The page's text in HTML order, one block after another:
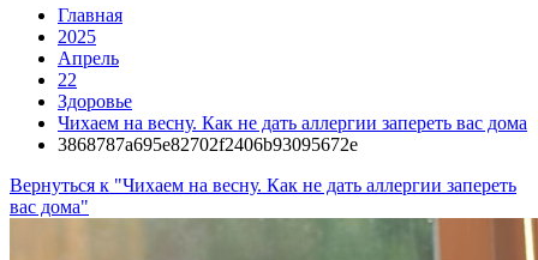
Главная
2025
Апрель
22
Здоровье
Чихаем на весну. Как не дать аллергии запереть вас дома
3868787a695e82702f2406b93095672e
Вернуться к "Чихаем на весну. Как не дать аллергии запереть
вас дома"